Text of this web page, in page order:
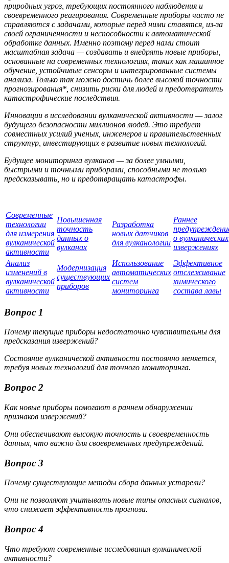
природных угроз, требующих постоянного наблюдения и
своевременного реагирования. Современные приборы часто не
справляются с задачами, которые перед ними ставятся, из-за
своей ограниченности и неспособности к автоматической
обработке данных. Именно поэтому перед нами стоит
масштабная задача — создавать и внедрять новые приборы,
основанные на современных технологиях, таких как машинное
обучение, устойчивые сенсоры и интегрированные системы
анализа. Только так можно достичь более высокой точности
прогнозирования*, снизить риски для людей и предотвратить
катастрофические последствия.
Инновации в исследовании вулканической активности — залог
будущего безопасности миллионов людей. Это требует
совместных усилий ученых, инженеров и правительственных
структур, инвестирующих в развитие новых технологий.
Будущее мониторинга вулканов — за более умными,
быстрыми и точными приборами, способными не только
предсказывать, но и предотвращать катастрофы.
Современные
технологии
для измерения
вулканической
активности
Повышенная
точность
данных о
вулканах
Разработка
новых датчиков
для вулканологии
Раннее
о вулканических
извержениях
Анализ
изменений в
вулканической
активности
Модернизация
существующих
приборов
Использование
автоматических
систем
мониторинга
Эффективное
отслеживание
химического
состава лавы
Вопрос 1
Почему текущие приборы недостаточно чувствительны для
предсказания извержений?
Состояние вулканической активности постоянно меняется,
требуя новых технологий для точного мониторинга.
Вопрос 2
Как новые приборы помогают в раннем обнаружении
признаков извержений?
Они обеспечивают высокую точность и своевременность
данных, что важно для своевременных предупреждений.
Вопрос 3
Почему существующие методы сбора данных устарели?
Они не позволяют учитывать новые типы опасных сигналов,
что снижает эффективность прогноза.
Вопрос 4
Что требуют современные исследования вулканической
активности?